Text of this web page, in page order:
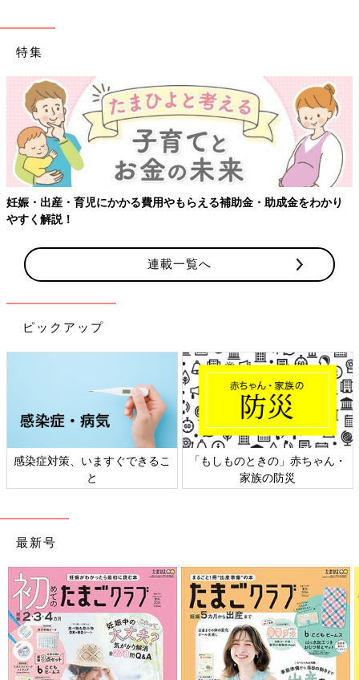
特集
【ワクチン接種できるものも】妊婦の感染症対策、知っておいて！
連載一覧へ
ピックアップ
日本外来小児科学会リーフレッ
ト検討会
六星占術 細木かおりさんの人生
相談
最新号